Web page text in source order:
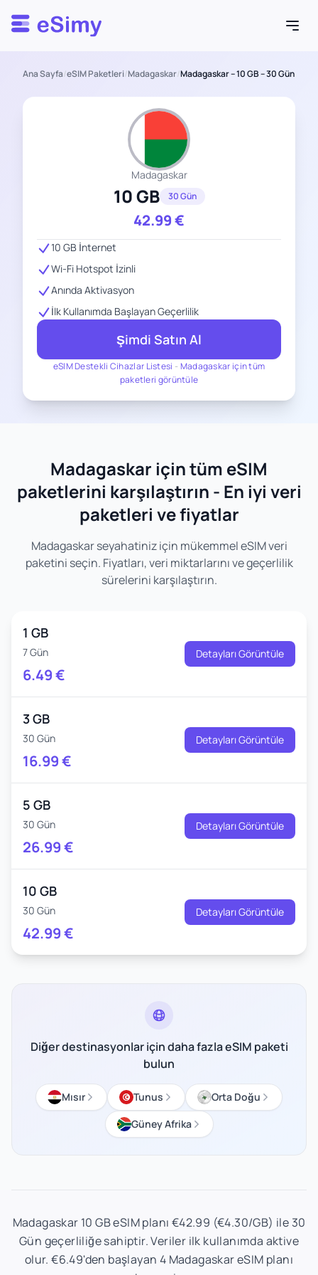
Esimy
Ana Sayfa/eSIM Paketleri/Madagaskar/Madagaskar – 10 GB – 30 Gün
Madagaskar
10 GB 30 Gün
42.99€
eSIM Destekli Cihazlar Listesi - Madagaskar için tüm
paketleri görüntüle
10 GB İnternet
Wi-Fi Hotspot İzinli
Anında Aktivasyon
İlk Kullanımda Başlayan Geçerlilik
Şimdi Satın Al
Madagaskar için tüm eSIM
paketlerini karşılaştırın - En iyi veri
paketleri ve fiyatlar
Madagaskar seyahatiniz için mükemmel eSIM veri
paketini seçin. Fiyatları, veri miktarlarını ve geçerlilik
sürelerini karşılaştırın.
1 GB
7 Gün
6.49€
Detayları Görüntüle
3 GB
30 Gün
16.99€
Detayları Görüntüle
5 GB
30 Gün
26.99€
Detayları Görüntüle
10 GB
30 Gün
42.99€
Detayları Görüntüle
Diğer destinasyonlar için daha fazla eSIM paketi
bulun
Mısır Tunus
Orta Doğu
Güney Afrika
Madagaskar 10 GB eSIM planı €42.99 (€4.30/GB) ile 30
Gün geçerliliğe sahiptir. Veriler ilk kullanımda aktive
olur. €6.49'den başlayan 4 Madagaskar eSIM planı